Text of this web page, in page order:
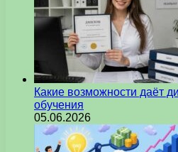
Какие возможности даёт
обучения
05.06.2026